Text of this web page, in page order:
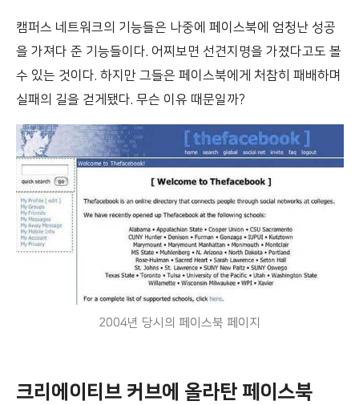
캠퍼스 네트워크의 기능들은 나중에 페이스북에 엄청난 성공
을 가져다 준 기능들이다. 어찌보면 선견지명을 가졌다고도 볼
수 있는 것이다. 하지만 그들은 페이스북에게 처참히 패배하며
실패의 길을 걷게됐다. 무슨 이유 때문일까?
2004년 당시의 페이스북 페이지
크리에이티브 커브에 올라탄 페이스북